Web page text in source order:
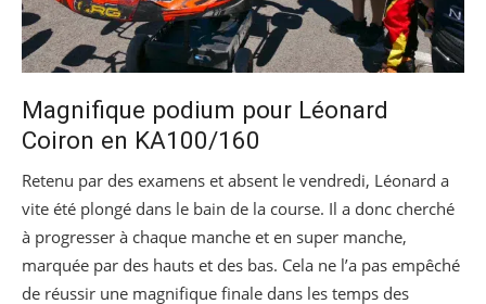
Magnifique podium pour Léonard
Coiron en KA100/160
Retenu par des examens et absent le vendredi, Léonard a
vite été plongé dans le bain de la course. Il a donc cherché
à progresser à chaque manche et en super manche,
marquée par des hauts et des bas. Cela ne l’a pas empêché
de réussir une magnifique finale dans les temps des